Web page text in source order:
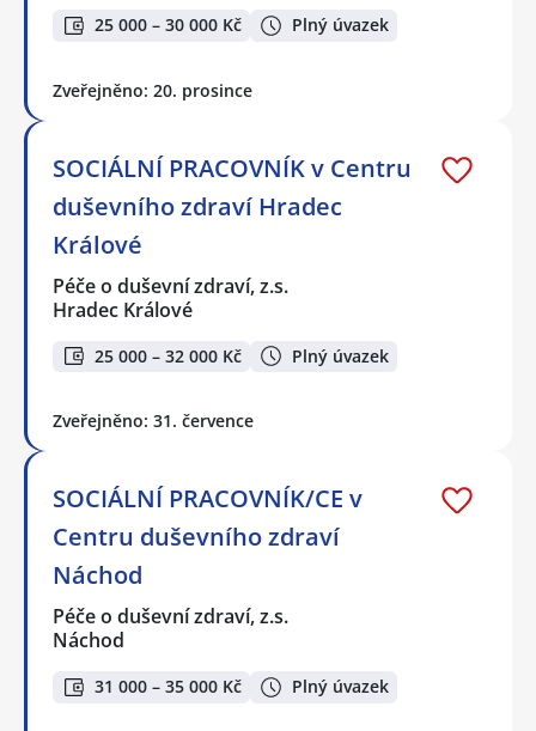
25 000 – 30 000 Kč Plný úvazek
Zveřejněno: 20. prosince
SOCIÁLNÍ PRACOVNÍK v Centru
duševního zdraví Hradec
Králové
Péče o duševní zdraví, z.s.
Hradec Králové
25 000 – 32 000 Kč Plný úvazek
Zveřejněno: 31. července
SOCIÁLNÍ PRACOVNÍK/CE v
Centru duševního zdraví
Náchod
Péče o duševní zdraví, z.s.
Náchod
31 000 – 35 000 Kč Plný úvazek